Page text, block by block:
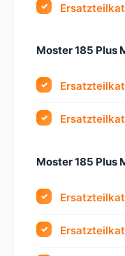
Moster 185 Plus
Moster 185 Plus